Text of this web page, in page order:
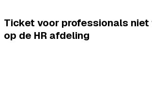
Ticket voor professionals niet
op de HR afdeling